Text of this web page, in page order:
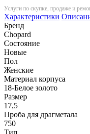
Услуги по скупке, продаже и
Характеристики
Бренд
Chopard
Состояние
Новые
Пол
Женские
Материал корпуса
18-Белое золото
Размер
17,5
Проба для драгметала
750
Тип